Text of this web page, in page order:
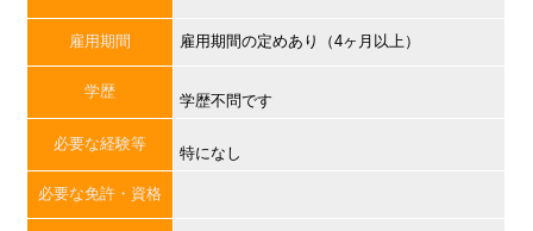
雇用期間 雇用期間の定めあり（4ヶ月以上）
学歴
学歴不問です
必要な経験等
特になし
必要な免許・資格